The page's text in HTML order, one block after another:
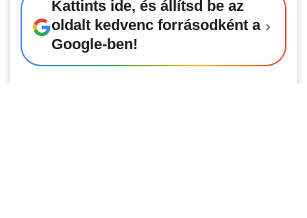
Kattints ide, és állítsd be az
oldalt kedvenc forrásodként a
Google-ben!